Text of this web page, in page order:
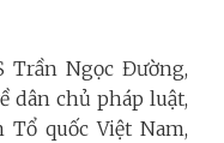
Trần Ngọc Đường,
dân chủ pháp luật,
quốc Việt Nam,